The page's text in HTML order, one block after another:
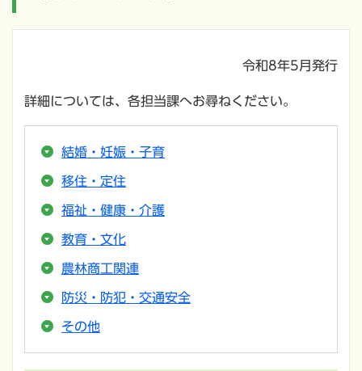
令和8年5月発行
詳細については、各担当課へお尋ねください。
結婚・妊娠・子育
移住・定住
福祉・健康・介護
教育・文化
農林商工関連
防災・防犯・交通安全
その他